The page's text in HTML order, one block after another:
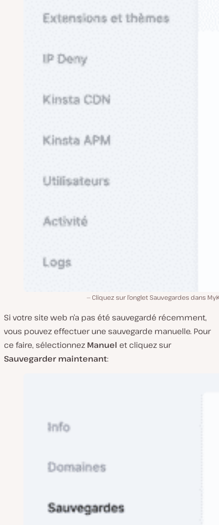
Cliquez sur l’onglet Sauvegardes dans
Si votre site web n’a pas été sauvegardé récemment,
vous pouvez effectuer une sauvegarde manuelle. Pour
ce faire, sélectionnez Manuel et cliquez sur
Sauvegarder maintenant: